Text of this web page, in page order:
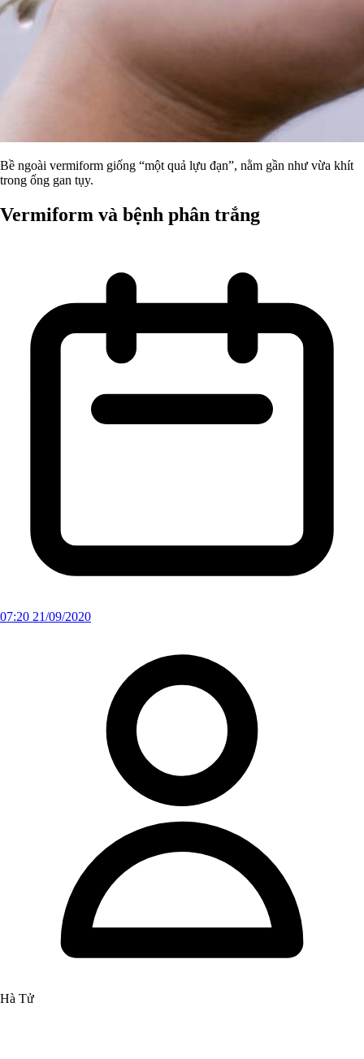
Bề ngoài vermiform giống “một quả lựu đạn”, nằm gần như vừa khít
trong ống gan tụy.
Vermiform và bệnh phân trắng
07:20 21/09/2020
Hà Tử